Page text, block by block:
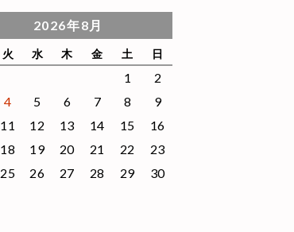
2026年8月
火 水 木 金 土 日
1
2
4 5 6 7 8
9
11 12 13 14 15
16
18 19 20 21 22
23
25 26 27 28 29
30